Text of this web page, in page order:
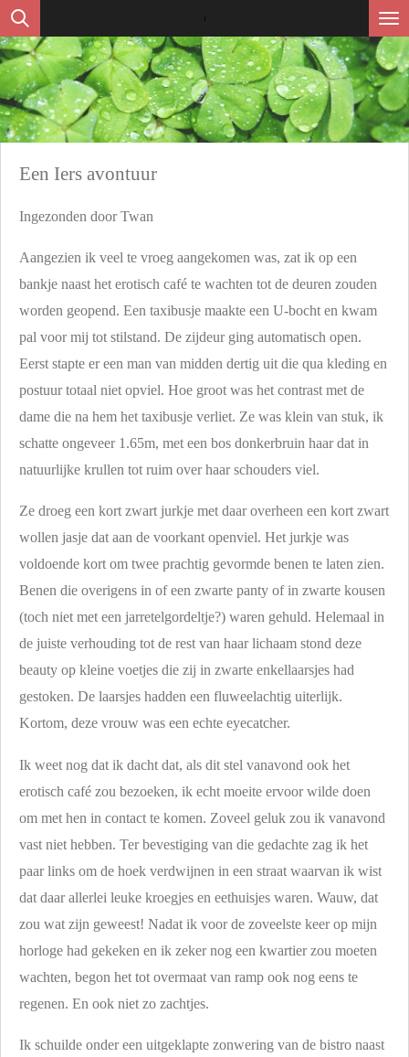
Ga
direct
naar
de
hoofdinhoud
Een Iers avontuur
Ingezonden door Twan
Aangezien ik veel te vroeg aangekomen was, zat ik op een
bankje naast het erotisch café te wachten tot de deuren zouden
worden geopend. Een taxibusje maakte een U-bocht en kwam
pal voor mij tot stilstand. De zijdeur ging automatisch open.
Eerst stapte er een man van midden dertig uit die qua kleding en
postuur totaal niet opviel. Hoe groot was het contrast met de
dame die na hem het taxibusje verliet. Ze was klein van stuk, ik
schatte ongeveer 1.65m, met een bos donkerbruin haar dat in
natuurlijke krullen tot ruim over haar schouders viel.
Ze droeg een kort zwart jurkje met daar overheen een kort zwart
wollen jasje dat aan de voorkant openviel. Het jurkje was
voldoende kort om twee prachtig gevormde benen te laten zien.
Benen die overigens in of een zwarte panty of in zwarte kousen
(toch niet met een jarretelgordeltje?) waren gehuld. Helemaal in
de juiste verhouding tot de rest van haar lichaam stond deze
beauty op kleine voetjes die zij in zwarte enkellaarsjes had
gestoken. De laarsjes hadden een fluweelachtig uiterlijk.
Kortom, deze vrouw was een echte eyecatcher.
Ik weet nog dat ik dacht dat, als dit stel vanavond ook het
erotisch café zou bezoeken, ik echt moeite ervoor wilde doen
om met hen in contact te komen. Zoveel geluk zou ik vanavond
vast niet hebben. Ter bevestiging van die gedachte zag ik het
paar links om de hoek verdwijnen in een straat waarvan ik wist
dat daar allerlei leuke kroegjes en eethuisjes waren. Wauw, dat
zou wat zijn geweest! Nadat ik voor de zoveelste keer op mijn
horloge had gekeken en ik zeker nog een kwartier zou moeten
wachten, begon het tot overmaat van ramp ook nog eens te
regenen. En ook niet zo zachtjes.
Ik schuilde onder een uitgeklapte zonwering van de bistro naast